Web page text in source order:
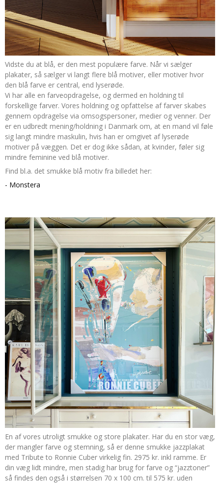
Vidste du at blå, er den mest populære farve. Når vi sælger
plakater, så sælger vi langt flere blå motiver, eller motiver hvor
den blå farve er central, end lyserøde.
Vi har alle en farveopdragelse, og dermed en holdning til
forskellige farver. Vores holdning og opfattelse af farver skabes
gennem opdragelse via omsogspersoner, medier og venner. Der
er en udbredt mening/holdning i Danmark om, at en mand vil føle
sig langt mindre maskulin, hvis han er omgivet af lyserøde
motiver på væggen. Det er dog ikke sådan, at kvinder, føler sig
mindre feminine ved blå motiver.
Find bl.a. det smukke blå motiv fra billedet her:
- Monstera
En af vores utroligt smukke og store plakater. Har du en stor væg,
der mangler farve og stemning, så er denne smukke jazzplakat
med Tribute to Ronnie Cuber virkelig fin. 2975 kr. inkl ramme. Er
din væg lidt mindre, men stadig har brug for farve og “jazztoner”
så findes den også i størrelsen 70 x 100 cm. til 575 kr. uden